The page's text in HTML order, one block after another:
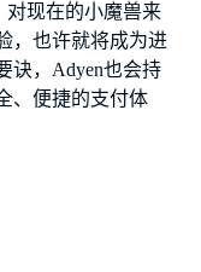
对现在的小魔兽来
，也许就将成为进
诀，Adyen也会持
、便捷的支付体